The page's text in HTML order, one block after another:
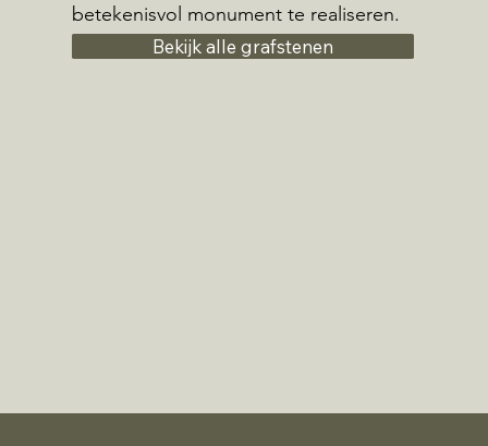
betekenisvol monument te realiseren.
Bekijk alle grafstenen